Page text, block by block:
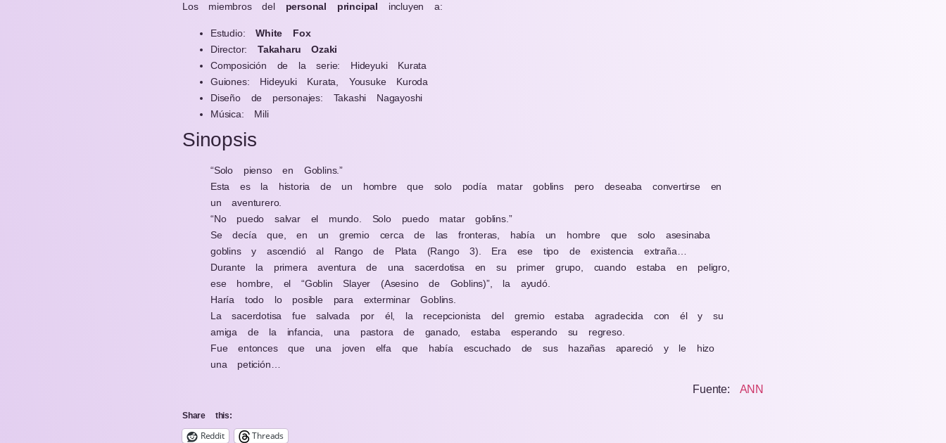
Los miembros del personal principal incluyen a:
Estudio:White Fox
Director: Takaharu Ozaki
Composición de la serie: Hideyuki Kurata
Guiones: Hideyuki Kurata, Yousuke Kuroda
Diseño de personajes: Takashi Nagayoshi
Música: Mili
Sinopsis
“Solo pienso en Goblins.”
Esta es la historia de un hombre que solo podía matar goblins pero deseaba convertirse en
un aventurero.
“No puedo salvar el mundo. Solo puedo matar goblins.”
Se decía que, en un gremio cerca de las fronteras, había un hombre que solo asesinaba
goblins y ascendió al Rango de Plata (Rango 3). Era ese tipo de existencia extraña…
Durante la primera aventura de una sacerdotisa en su primer grupo, cuando estaba en peligro,
ese hombre, el “Goblin Slayer (Asesino de Goblins)”, la ayudó.
Haría todo lo posible para exterminar Goblins.
La sacerdotisa fue salvada por él, la recepcionista del gremio estaba agradecida con él y su
amiga de la infancia, una pastora de ganado, estaba esperando su regreso.
Fue entonces que una joven elfa que había escuchado de sus hazañas apareció y le hizo
una petición…
Fuente: ANN
Share this:
Reddit Threads